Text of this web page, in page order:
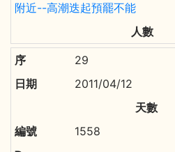
附近--高潮迭起預罷不能
29
2011/04/12
1558